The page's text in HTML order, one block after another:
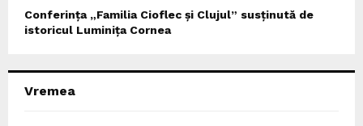
Conferința „Familia Cioflec și Clujul” susținută de
istoricul Luminița Cornea
Vremea